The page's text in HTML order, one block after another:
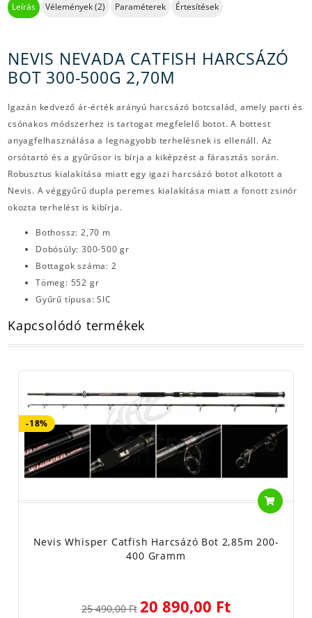
Leírás Vélemények (2) Paraméterek Értesítések
NEVIS NEVADA CATFISH HARCSÁZÓ
BOT 300-500G 2,70M
Igazán kedvező ár-érték arányú harcsázó botcsalád, amely parti és
csónakos módszerhez is tartogat megfelelő botot. A bottest
anyagfelhasználása a legnagyobb terhelésnek is ellenáll. Az
orsótartó és a gyűrűsor is bírja a kiképzést a fárasztás során.
Robusztus kialakítása miatt egy igazi harcsázó botot alkotott a
Nevis. A véggyűrű dupla peremes kialakítása miatt a fonott zsinór
okozta terhelést is kibírja.
Bothossz: 2,70 m
Dobósúly: 300-500 gr
Bottagok száma: 2
Tömeg: 552 gr
Gyűrű típusa: SIC
Kapcsolódó termékek
-18%
Nevis Whisper Catfish Harcsázó Bot 2,85m 200-
400 Gramm
25 490,00 Ft 20 890,00 Ft